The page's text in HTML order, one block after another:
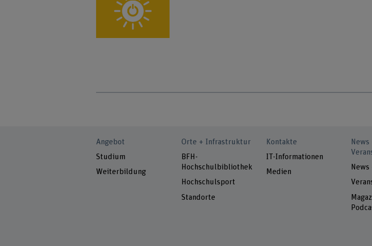
Angebot
Studium
Weiterbildung
Orte + Infrastruktur
BFH-
Hochschulbibliothek
Hochschulsport
Standorte
Kontakte
IT-Informationen
Medien
News